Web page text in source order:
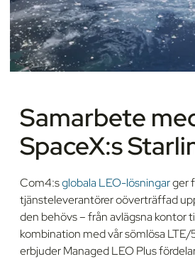
Samarbete
SpaceX:s
Com4:sglobala LEO-lösningarger
tjänsteleverantörer oöverträffad
den behövs – från avlägsna kontor
kombination med vår sömlösa
erbjuder Managed LEO Plus